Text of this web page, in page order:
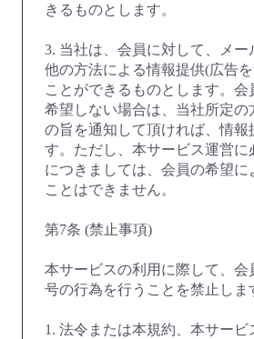
きるものとします。
3. 当社は、会員に対して、メー
他の方法による情報提供(広告
ことができるものとします。会
希望しない場合は、当社所定の
の旨を通知して頂ければ、情報
す。ただし、本サービス運営に
につきましては、会員の希望に
ことはできません。
第7条 (禁止事項)
本サービスの利用に際して、会
号の行為を行うことを禁止しま
1. 法令または本規約、本サー